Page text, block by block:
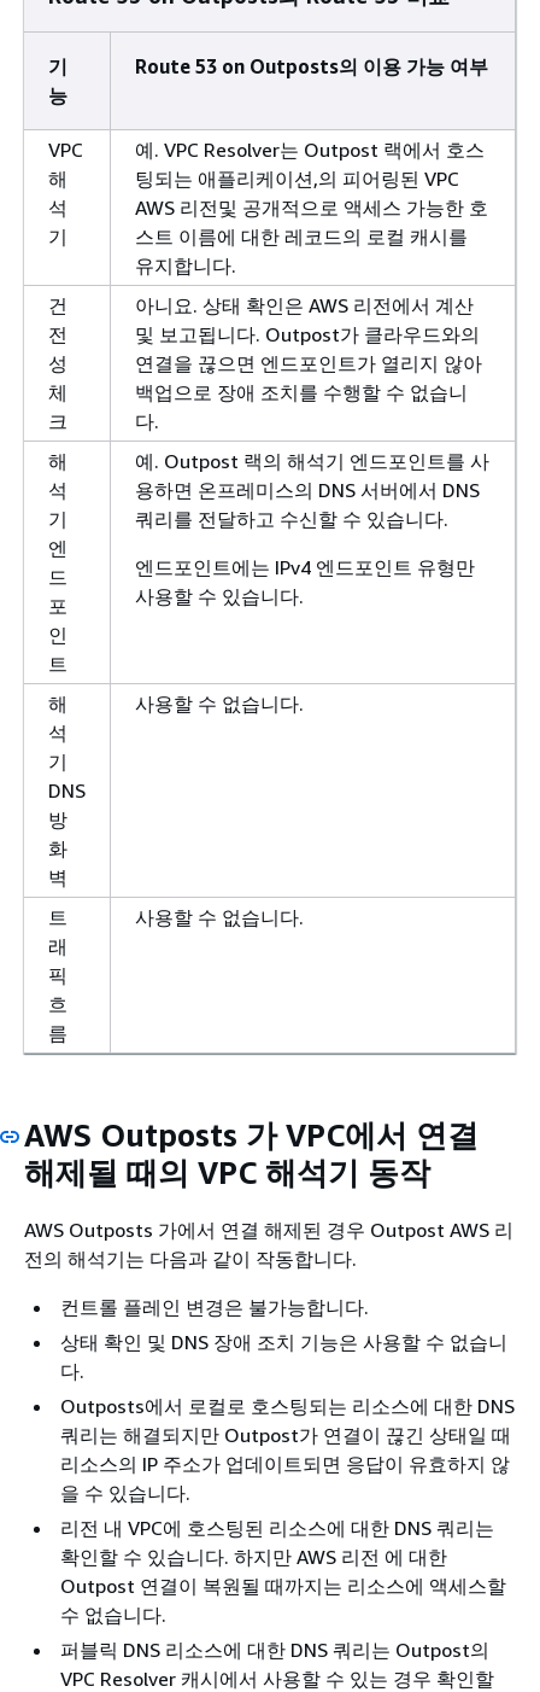
기
능
Route 53 on Outposts의 이용 가능 여부
VPC
해
석
기
예. VPC Resolver는 Outpost 랙에서 호스
팅되는 애플리케이션,의 피어링된 VPC
AWS 리전및 공개적으로 액세스 가능한 호
스트 이름에 대한 레코드의 로컬 캐시를
유지합니다.
건
전
성
체
크
아니요. 상태 확인은 AWS 리전에서 계산
및 보고됩니다. Outpost가 클라우드와의
연결을 끊으면 엔드포인트가 열리지 않아
백업으로 장애 조치를 수행할 수 없습니
다.
해
석
기
엔
드
포
인
트
예. Outpost 랙의 해석기 엔드포인트를 사
용하면 온프레미스의 DNS 서버에서 DNS
쿼리를 전달하고 수신할 수 있습니다.
엔드포인트에는 IPv4 엔드포인트 유형만
사용할 수 있습니다.
해
석
기
DNS
방
화
벽
사용할 수 없습니다.
트
래
픽
흐
름
사용할 수 없습니다.
AWS Outposts 가 VPC에서 연결
해제될 때의 VPC 해석기 동작
AWS Outposts 가에서 연결 해제된 경우 Outpost AWS 리
전의 해석기는 다음과 같이 작동합니다.
컨트롤 플레인 변경은 불가능합니다.
상태 확인 및 DNS 장애 조치 기능은 사용할 수 없습니
다.
Outposts에서 로컬로 호스팅되는 리소스에 대한 DNS
쿼리는 해결되지만 Outpost가 연결이 끊긴 상태일 때
리소스의 IP 주소가 업데이트되면 응답이 유효하지 않
을 수 있습니다.
리전 내 VPC에 호스팅된 리소스에 대한 DNS 쿼리는
확인할 수 있습니다. 하지만 AWS 리전 에 대한
Outpost 연결이 복원될 때까지는 리소스에 액세스할
수 없습니다.
퍼블릭 DNS 리소스에 대한 DNS 쿼리는 Outpost의
VPC Resolver 캐시에서 사용할 수 있는 경우 확인할